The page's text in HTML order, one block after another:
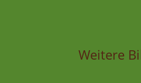
Weitere